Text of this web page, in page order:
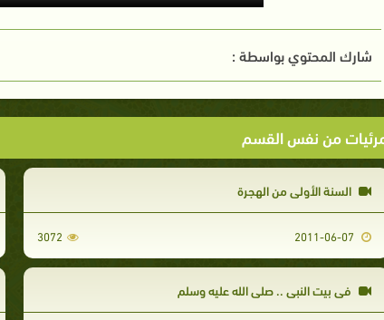
شارك المحتوي بواسطة :
من نفس القسم
السنة الأولى من الهجرة
3072
فى بيت النبي .. صلى الله عليه وسلم